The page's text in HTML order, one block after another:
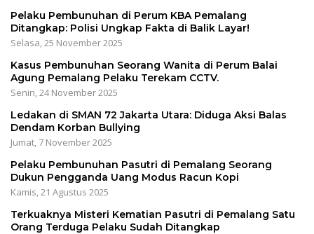
Pelaku Pembunuhan di Perum KBA Pemalang
Ditangkap: Polisi Ungkap Fakta di Balik Layar!
Selasa, 25 November 2025
Kasus Pembunuhan Seorang Wanita di Perum Balai
Agung Pemalang Pelaku Terekam CCTV.
Senin, 24 November 2025
Ledakan di SMAN 72 Jakarta Utara: Diduga Aksi Balas
Dendam Korban Bullying
Jumat, 7 November 2025
Pelaku Pembunuhan Pasutri di Pemalang Seorang
Dukun Pengganda Uang Modus Racun Kopi
Kamis, 21 Agustus 2025
Terkuaknya Misteri Kematian Pasutri di Pemalang Satu
Orang Terduga Pelaku Sudah Ditangkap